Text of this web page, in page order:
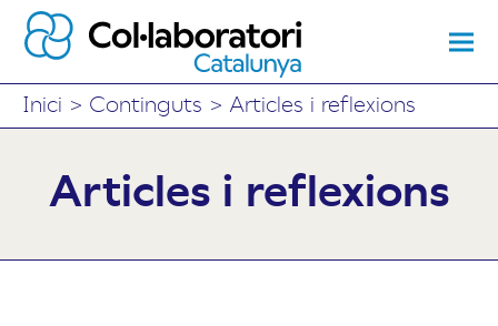
Inici > Continguts > Articles i reflexions
Articles i reflexions